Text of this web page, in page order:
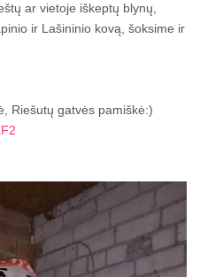
ar vietoje iškeptų blynų,
ir Lašininio kovą, šoksime ir
Riešutų gatvės pamiškė:)